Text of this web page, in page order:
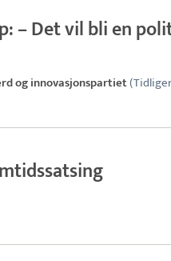
– Det vil bli en
og innovasjonspartiet